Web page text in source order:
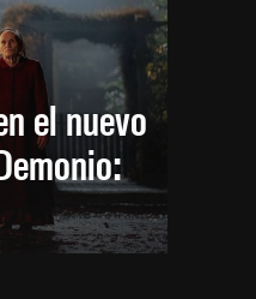
el nuevo